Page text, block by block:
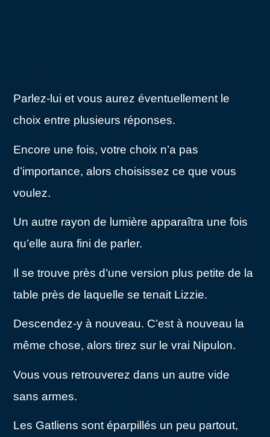
Parlez-lui et vous aurez éventuellement le
choix entre plusieurs réponses.
Encore une fois, votre choix n’a pas
d’importance, alors choisissez ce que vous
voulez.
Un autre rayon de lumière apparaîtra une fois
qu’elle aura fini de parler.
Il se trouve près d’une version plus petite de la
table près de laquelle se tenait Lizzie.
Descendez-y à nouveau. C’est à nouveau la
même chose, alors tirez sur le vrai Nipulon.
Vous vous retrouverez dans un autre vide
sans armes.
Les Gatliens sont éparpillés un peu partout,